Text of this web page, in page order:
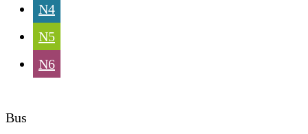
N4
N5
N6
Bus